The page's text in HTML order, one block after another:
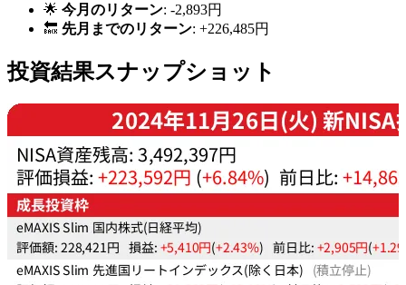
🌟 今月のリターン: -2,893円
🔙 先月までのリターン: +226,485円
投資結果スナップショット